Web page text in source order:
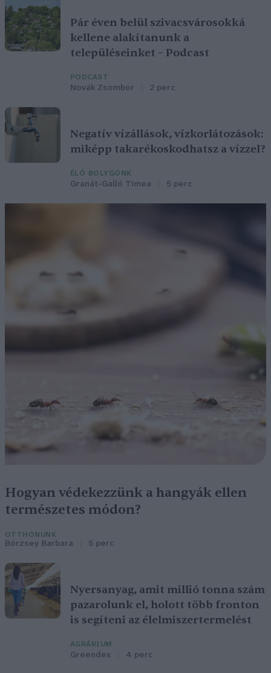
Pár éven belül szivacsvárosokká
kellene alakítanunk a
településeinket – Podcast
PODCAST
Novák Zsombor 2 perc
Negatív vízállások, vízkorlátozások:
miképp takarékoskodhatsz a vízzel?
ÉLŐ BOLYGÓNK
Granát-Galló Tímea 5 perc
Hogyan védekezzünk a hangyák ellen
természetes módon?
OTTHONUNK
Börzsey Barbara 5 perc
Nyersanyag, amit millió tonna szám
pazarolunk el, holott több fronton
is segíteni az élelmiszertermelést
AGRÁRIUM
Greendex 4 perc